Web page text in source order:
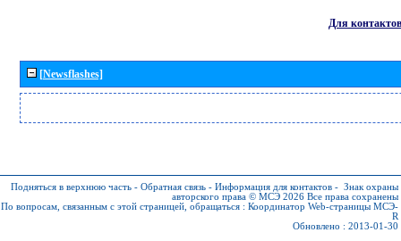
Для контактов
[Newsflashes]
Подняться в верхнюю часть - Обратная связь - Информация для контактов - Знак охраны
авторского права © МСЭ 2026 Все права сохранены
По вопросам, связанным с этой страницей, обращаться : Координатор Web-страницы МСЭ-
R
Обновлено : 2013-01-30